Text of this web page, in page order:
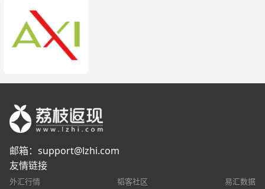
邮箱： support@lzhi.com
友情链接
外汇行情 韬客社区 易汇数据